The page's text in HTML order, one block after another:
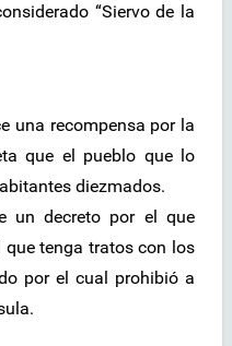
“Siervo de la
una recompensa por la
que el pueblo que lo
diezmados.
un decreto por el que
tenga tratos con los
por el cual prohibió a